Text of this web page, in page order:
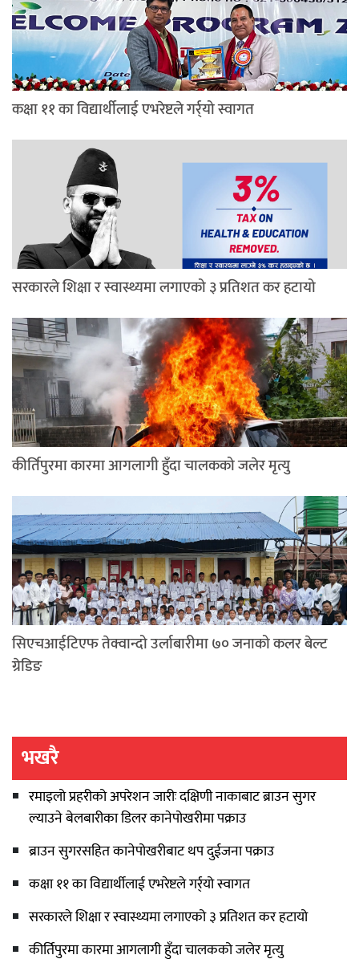
कक्षा ११ का विद्यार्थीलाई एभरेष्टले गर्र्यो स्वागत
सरकारले शिक्षा र स्वास्थ्यमा लगाएको ३ प्रतिशत कर हटायो
कीर्तिपुरमा कारमा आगलागी हुँदा चालकको जलेर मृत्यु
सिएचआईटिएफ तेक्वान्दो उर्लाबारीमा ७० जनाको कलर बेल्ट
ग्रेडिङ
भखरै
रमाइलो प्रहरीको अपरेशन जारीः दक्षिणी नाकाबाट ब्राउन सुगर
ल्याउने बेलबारीका डिलर कानेपोखरीमा पक्राउ
ब्राउन सुगरसहित कानेपोखरीबाट थप दुईजना पक्राउ
कक्षा ११ का विद्यार्थीलाई एभरेष्टले गर्र्यो स्वागत
सरकारले शिक्षा र स्वास्थ्यमा लगाएको ३ प्रतिशत कर हटायो
कीर्तिपुरमा कारमा आगलागी हुँदा चालकको जलेर मृत्यु